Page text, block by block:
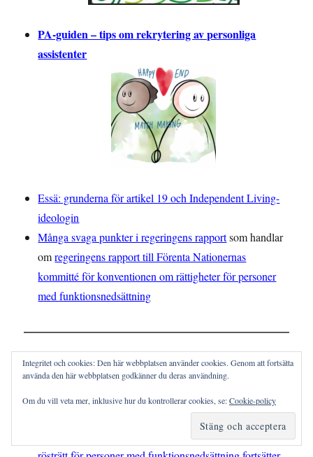
PA-guiden – tips om rekrytering av personliga
assistenter
Essä: grunderna för artikel 19 och Independent Living-
ideologin
Många svaga punkter i regeringens rapportsom handlar
omregeringens rapport till Förenta Nationernas
kommitté för konventionen om rättigheter för personer
med funktionsnedsättning
KOMMENTARER
liam johanssonomHur kan Artikel 19 implementeras i
REPORTAGE: Kampen om
Integritet och cookies: Den här webbplatsen använder cookies. Genom att fortsätta
använda den här webbplatsen godkänner du deras användning.
Om du vill veta mer, inklusive hur du kontrollerar cookies, se:Cookie-policy